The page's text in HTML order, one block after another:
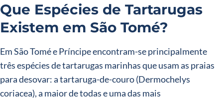
Que Espécies de Tartarugas
Existem em São Tomé?
Em São Tomé e Príncipe encontram-se principalmente
três espécies de tartarugas marinhas que usam as praias
para desovar: a tartaruga-de-couro (Dermochelys
coriacea), a maior de todas e uma das mais